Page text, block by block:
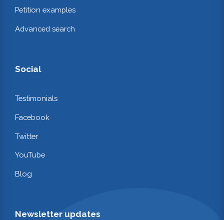
Petition examples
Advanced search
Social
Testimonials
Facebook
Twitter
YouTube
Blog
Newsletter updates